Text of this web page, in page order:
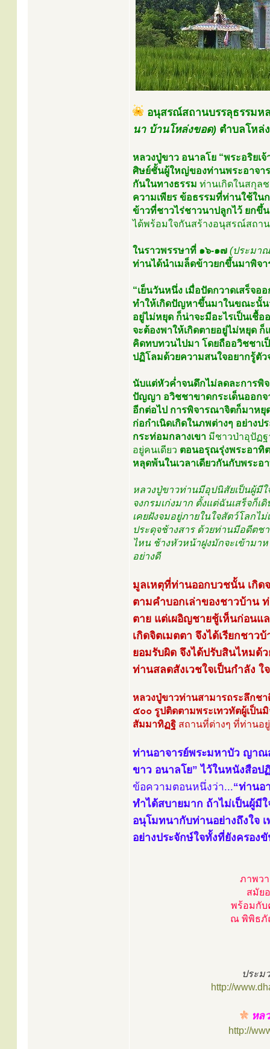
อนุสรณ์สถานบรรลุธรรมห
นา บ้านโหล่งขอด) ตำบลโหล่
หลวงปู่ขาว อนาลโย “พระอริยเ
ศิษย์ชั้นผู้ใหญ่ของท่านพระอาจา
กันในทางธรรม ท่านเกิดในสกุล
ความเพียร ข้อธรรมที่ท่านใช้ใน
ข้าวที่ชาวไร่ชาวนาปลูกไว้ ยกขึ้
ได้พร้อมใจกันสร้างอนุสรณ์สถา
ในราวพรรษาที่ ๑๖-๑๗ (ประมา
ท่านได้นำเมล็ดข้าวยกขึ้นมาพิจ
“เย็นวันหนึ่ง เมื่อปัดกวาดเสร็จอ
ทำให้เกิดปัญหาขึ้นมาในขณะนั้นว่
อยู่ไม่หยุด ก็น่าจะมีอะไรเป็นเชื้อ
จะต้องพาให้เกิดตายอยู่ไม่หยุด
คิดทบทวนไปมา โดยถืออวิชชา
ปฏิโลมด้วยความสนใจอยากรู้ตัว
นับแต่หัวค่ำจนดึกไม่ลดละการพิ
ปัญญา อวิชชาขาดกระเด็นออกจ
อีกต่อไป การพิจารณาจิตก็มาหยุ
ก่อกำเนิดเกิดในภพต่างๆ อย่าง
กระท่อมกลางเขา มีชาวป่าอุปัฏ
อยู่คนเดียว ตอนอรุณรุ่งพระอาทิ
หลุดพ้นในเวลาเดียวกันกับพระอ
หลวงปู่ขาวท่านมีอุปนิสัยเป็นผู้มีใ
จงกรมเก่งมาก ตั้งแต่ฉันเสร็จก็เ
เคยฝังจมอยู่ภายในใจสัตว์โลกไ
ประดุจช้างสาร ด้วยท่านมีอดีตช
ไหน ช้างหัวหน้าฝูงมักจะเข้ามา
อย่างดี
มูลเหตุที่ท่านออกบวชนั้น เกิด
ตามคำบอกเล่าของชาวบ้าน
ตาย แต่เผอิญชายชู้เห็นก่อนแ
เกิดจิตเมตตา จึงได้เรียกชา
ยอมรับผิด จึงได้ปรับสินไหมด้
ท่านสลดสังเวชใจเป็นกำลัง
หลวงปู่ขาวท่านสามารถระลึกช
๕๐๐ รูปติดตามพระเทวทัตผู้เป็น
สัมมาทิฏฐิ สถานที่ต่างๆ ที่ท่านอ
ท่านอาจารย์พระมหาบัว ญาณ
ขาว อนาลโย” ไว้ในหนังสือ
ข้อความตอนหนึ่งว่า...“ท่านอ
ทำได้สบายมาก ถ้าไม่เป็นผู้มี
อนุโมทนากับท่านอย่างถึงใจ
อย่างประจักษ์ใจทั้งที่ยังครอง
ภาพว
สมัย
พร้อมกับ
ณ พิพิธภั
ประม
http://
หลว
http://